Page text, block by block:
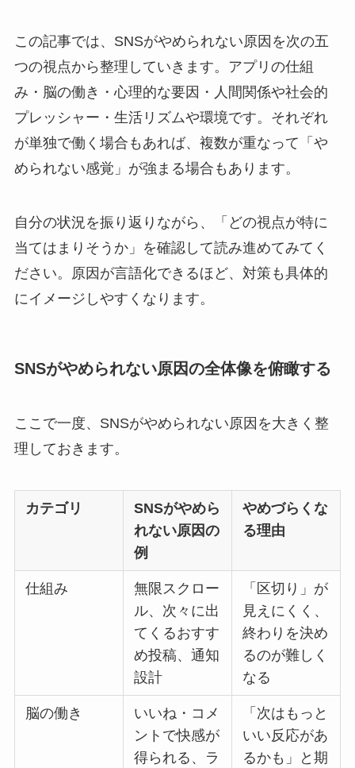
この記事では、SNSがやめられない原因を次の五
つの視点から整理していきます。アプリの仕組
み・脳の働き・心理的な要因・人間関係や社会的
プレッシャー・生活リズムや環境です。それぞれ
が単独で働く場合もあれば、複数が重なって「や
められない感覚」が強まる場合もあります。
自分の状況を振り返りながら、「どの視点が特に
当てはまりそうか」を確認して読み進めてみてく
ださい。原因が言語化できるほど、対策も具体的
にイメージしやすくなります。
SNSがやめられない原因の全体像を俯瞰する
ここで一度、SNSがやめられない原因を大きく整
理しておきます。
カテゴリ
SNSがやめら
れない原因の
例
やめづらくな
る理由
仕組み
無限スクロー
ル、次々に出
てくるおすす
め投稿、通知
設計
「区切り」が
見えにくく、
終わりを決め
るのが難しく
なる
脳の働き
いいね・コメ
ントで快感が
得られる、ラ
「次はもっと
いい反応があ
るかも」と期